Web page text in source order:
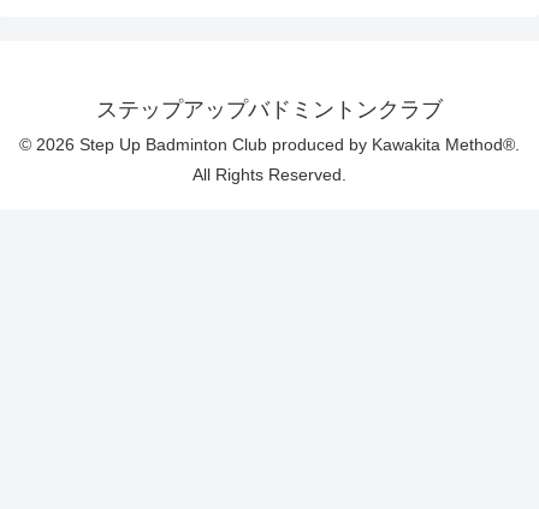
ステップアップバドミントンクラブ
© 2026 Step Up Badminton Club produced by Kawakita Method®.
All Rights Reserved.